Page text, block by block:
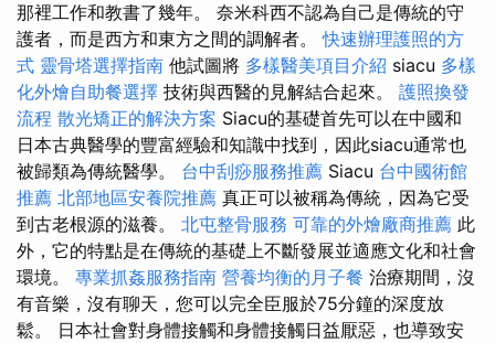
那裡工作和教書了幾年。 奈米科西不認為自己是傳統的守
護者，而是西方和東方之間的調解者。快速辦理護照的方
式 靈骨塔選擇指南 他試圖將 多樣醫美項目介紹 siacu 多樣
化外燴自助餐選擇 技術與西醫的見解結合起來。 護照換發
流程 散光矯正的解決方案 Siacu的基礎首先可以在中國和
日本古典醫學的豐富經驗和知識中找到，因此siacu通常也
被歸類為傳統醫學。 台中刮痧服務推薦 Siacu 台中國術館
推薦 北部地區安養院推薦 真正可以被稱為傳統，因為它受
到古老根源的滋養。 北屯整骨服務 可靠的外燴廠商推薦 此
外，它的特點是在傳統的基礎上不斷發展並適應文化和社會
環境。 專業抓姦服務指南 營養均衡的月子餐 治療期間，沒
有音樂，沒有聊天，您可以完全臣服於75分鐘的深度放
鬆。 日本社會對身體接觸和身體接觸日益厭惡，也導致安